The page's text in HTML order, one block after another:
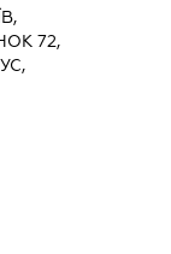
72,